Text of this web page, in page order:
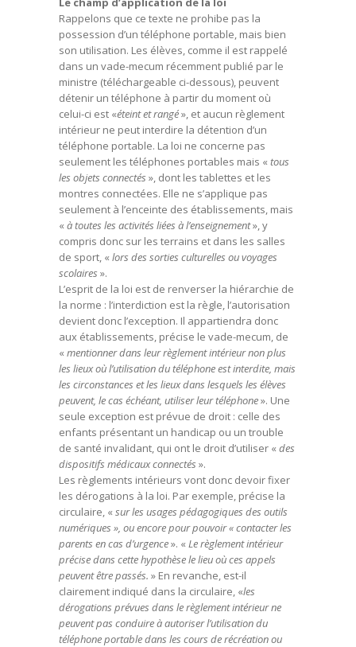
Rappelons que ce texte ne prohibe pas la
possession d’un téléphone portable, mais bien
son utilisation. Les élèves, comme il est rappelé
dans un vade-mecum récemment publié par le
ministre (téléchargeable ci-dessous), peuvent
détenir un téléphone à partir du moment où
celui-ci est «éteint et rangé», et aucun règlement
intérieur ne peut interdire la détention d’un
téléphone portable. La loi ne concerne pas
seulement les téléphones portables mais « tous
les objets connectés », dont les tablettes et les
montres connectées. Elle ne s’applique pas
seulement à l’enceinte des établissements, mais
« à toutes les activités liées à l’enseignement», y
compris donc sur les terrains et dans les salles
de sport, « lors des sorties culturelles ou voyages
scolaires ».
L’esprit de la loi est de renverser la hiérarchie de
la norme : l’interdiction est la règle, l’autorisation
devient donc l’exception. Il appartiendra donc
aux établissements, précise le vade-mecum, de
« mentionner dans leur règlement intérieur non plus
les lieux où l’utilisation du téléphone est interdite, mais
les circonstances et les lieux dans lesquels les élèves
peuvent, le cas échéant, utiliser leur téléphone». Une
seule exception est prévue de droit : celle des
enfants présentant un handicap ou un trouble
de santé invalidant, qui ont le droit d’utiliser « des
dispositifs médicaux connectés ».
Les règlements intérieurs vont donc devoir fixer
les dérogations à la loi. Par exemple, précise la
circulaire, « sur les usages pédagogiques des outils
numériques », ou encore pour pouvoir « contacter les
parents en cas d’urgence». « Le règlement intérieur
précise dans cette hypothèse le lieu où ces appels
peuvent être passés. » En revanche, est-il
clairement indiqué dans la circulaire, «les
dérogations prévues dans le règlement intérieur ne
peuvent pas conduire à autoriser l’utilisation du
téléphone portable dans les cours de récréation ou